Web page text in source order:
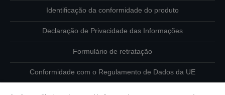
Identificação da conformidade do produto
Declaração de Privacidade das Informações
Formulário de retratação
Conformidade com o Regulamento de Dados da UE